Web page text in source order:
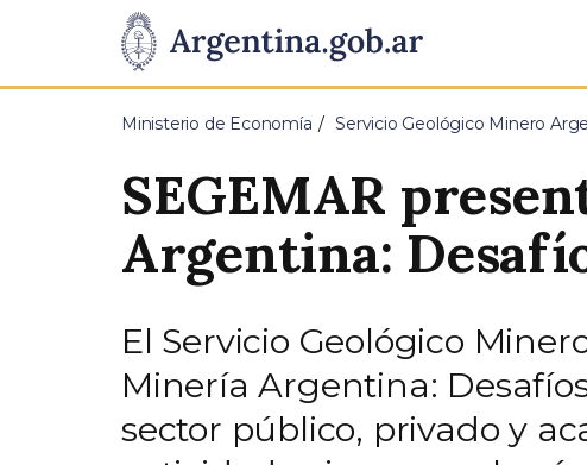
Presidencia
de
Pasar al contenido principal
Ministerio de Economía Servicio Geológico Minero
SEGEMAR
Argentina:
El Servicio Geológico
Minería Argentina:
sector público, privado y